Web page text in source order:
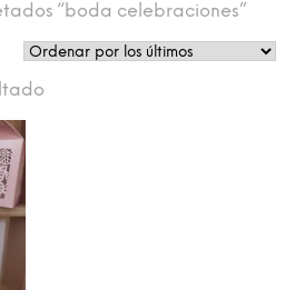
“boda celebraciones”